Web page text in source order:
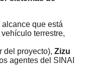
que está
terrestre,
del proyecto), Zizu
agentes del SINAI